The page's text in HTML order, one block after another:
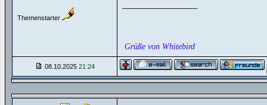
Themenstarter
Grüße von Whitebird
08.10.2025 21:24